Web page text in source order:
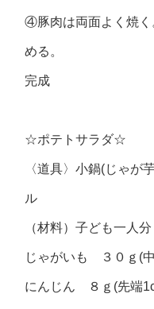
④豚肉は両面よく焼く
める。
完成
☆ポテトサラダ☆
〈道具〉小鍋(じゃ
ル
（材料）子ども一人分
じゃがいも ３０ｇ(
にんじん ８ｇ(先端